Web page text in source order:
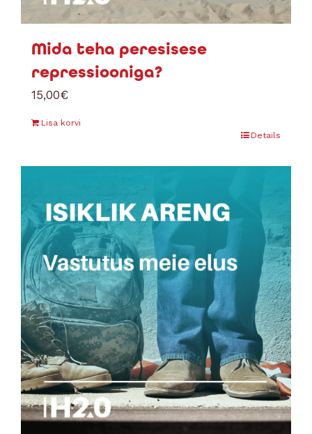
Mida teha peresisese
repressiooniga?
15,00€
Lisa korvi
Details